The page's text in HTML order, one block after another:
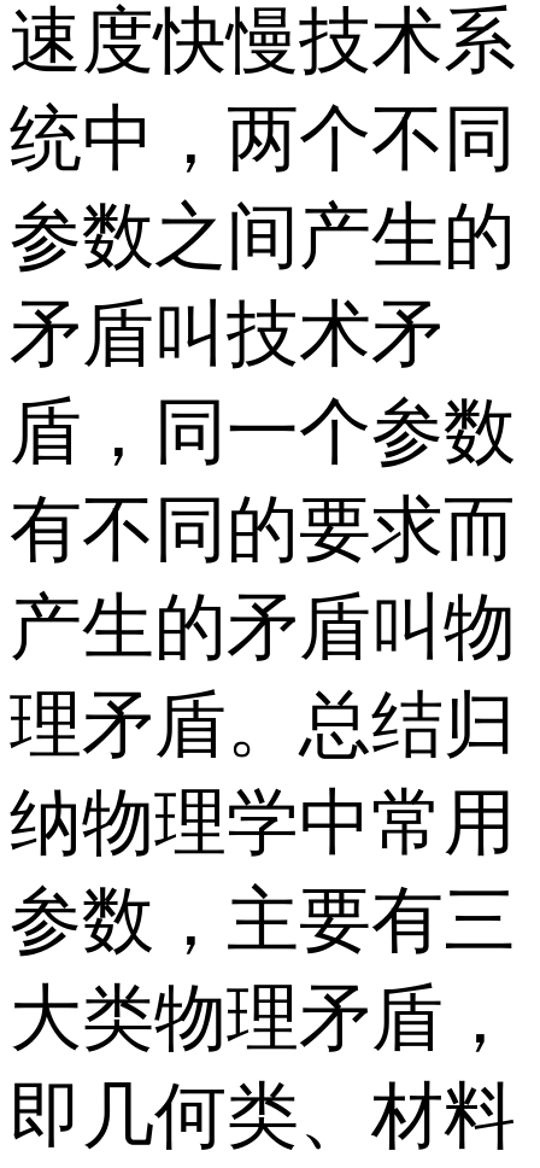
速度快慢技术系
统中，两个不同
参数之间产生的
矛盾叫技术矛
盾，同一个参数
有不同的要求而
产生的矛盾叫物
理矛盾。总结归
纳物理学中常用
参数，主要有三
大类物理矛盾，
即几何类、材料